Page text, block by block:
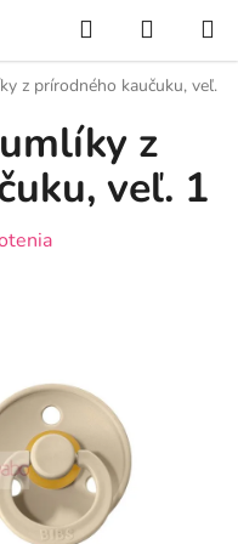
Hľadať
KOŠÍK
z prírodného kaučuku, veľ.
z
veľ. 1